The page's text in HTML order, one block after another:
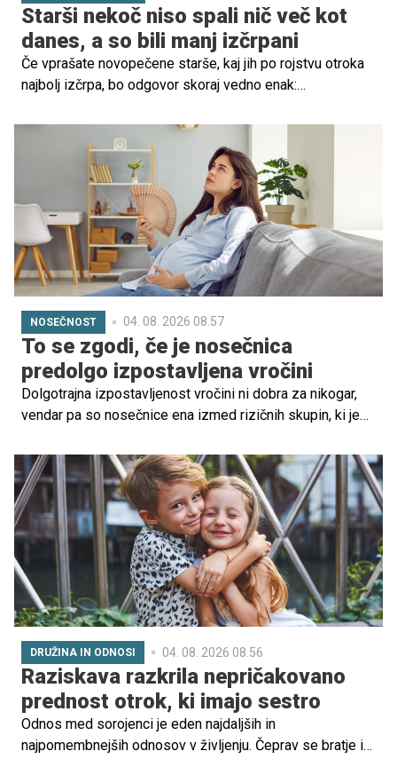
Starši nekoč niso spali nič več kot
danes, a so bili manj izčrpani
Če vprašate novopečene starše, kaj jih po rojstvu otroka
najbolj izčrpa, bo odgovor skoraj vedno enak:
antropologov in raziskovalcev spanja naši predniki
starševstva verjetno niso doživljali kot tako izrazito
neprespanega in izčrpavajočega, kot ga pogosto
doživljamo danes. Zakaj?
NOSEČNOST 04. 08. 2026 08.57
To se zgodi, če je nosečnica
predolgo izpostavljena vročini
Dolgotrajna izpostavljenost vročini ni dobra za nikogar,
vendar pa so nosečnice ena izmed rizičnih skupin, ki je
izpostavljenost ekstremnim vročinskim valovom v
zadnjem tromesečju nosečnosti lahko povzroči
prezgodnji porod.
DRUŽINA IN ODNOSI 04. 08. 2026 08.56
Raziskava razkrila nepričakovano
prednost otrok, ki imajo sestro
Odnos med sorojenci je eden najdaljših in
najpomembnejših odnosov v življenju. Čeprav se bratje in